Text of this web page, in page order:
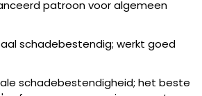
patroon voor algemeen
schadebestendig; werkt goed
schadebestendigheid; het beste